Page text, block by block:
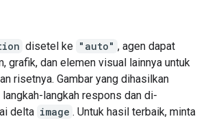
disetel ke "auto" , agen dapat
grafik, dan elemen visual lainnya untuk
risetnya. Gambar yang dihasilkan
langkah respons dan di-
delta image . Untuk hasil terbaik, minta